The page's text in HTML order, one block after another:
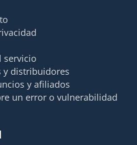
servicio
y distribuidores
y afiliados
un error o vulnerabilidad